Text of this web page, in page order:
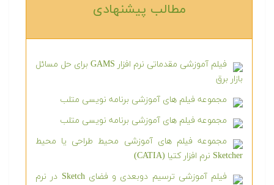
مطالب پیشنهادی‎
فیلم آموزشی مقدماتی نرم افزار GAMS برای حل مسائل
بازار برق
مجموعه فیلم های آموزشی برنامه نویسی متلب
مجموعه فیلم های آموزشی برنامه نویسی متلب
مجموعه فیلم های آموزشی محیط طراحی یا محیط
Sketcher نرم افزار کتیا (CATIA)
فیلم آموزشی ترسیم دوبعدی و فضای Sketch در نرم